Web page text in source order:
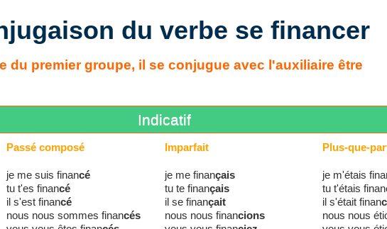
du verbe se financer
du premier groupe, il se conjugue avec l'auxiliaire être
Indicatif
Passé composé
je me suis financé
tu t'es financé
il s'est financé
nous nous sommes financés
Imparfait
je me finançais
tu te finançais
il se finançait
nous nous financions
Plus-que-
je m'étais
tu t'étais finan
il s'était finan
nous nous